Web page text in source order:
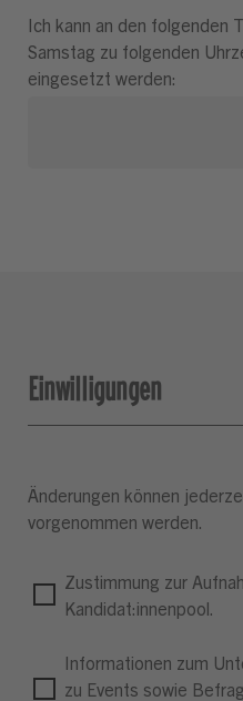
Ich kann an den folgenden
Samstag zu folgenden
eingesetzt werden:
Einwilligungen
Änderungen können
vorgenommen werden.
Zustimmung zur
Kandidat:innenpool.
Informationen zum
zu Events sowie